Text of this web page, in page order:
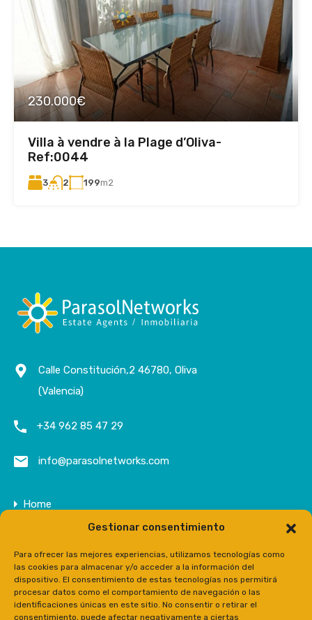
Gestionar consentimiento
Para ofrecer las mejores experiencias, utilizamos tecnologías como
las cookies para almacenar y/o acceder a la información del
dispositivo. El consentimiento de estas tecnologías nos permitirá
procesar datos como el comportamiento de navegación o las
identificaciones únicas en este sitio. No consentir o retirar el
consentimiento, puede afectar negativamente a ciertas
230.000€
Villa à vendre à la Plage d’Oliva-
Ref:0044
3 2 199m2
Calle Constitución,2 46780, Oliva
(Valencia)
+34 962 85 47 29
info@parasolnetworks.com
Home
Domaine
Contact
Prensa